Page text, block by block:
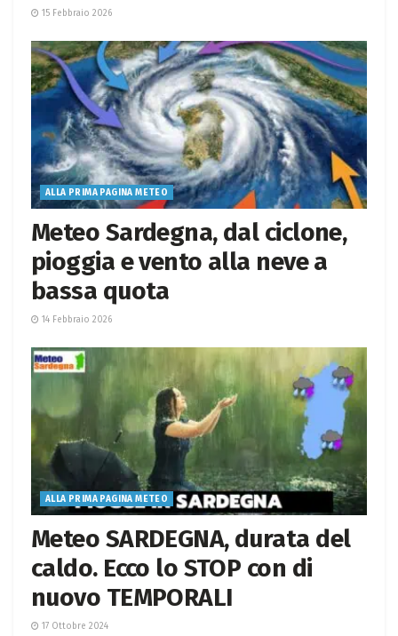
15 Febbraio 2026
ALLA PRIMA PAGINA METEO
Meteo Sardegna, dal ciclone,
pioggia e vento alla neve a
bassa quota
14 Febbraio 2026
ALLA PRIMA PAGINA METEO
Meteo SARDEGNA, durata del
caldo. Ecco lo STOP con di
nuovo TEMPORALI
17 Ottobre 2024